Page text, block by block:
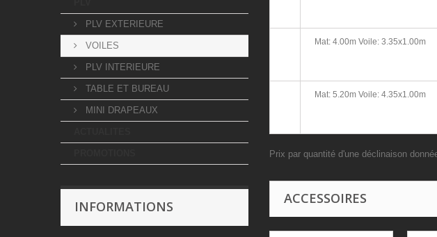
PLV EXTERIEURE
VOILES
PLV INTERIEURE
TABLE ET BUREAU
MINI DRAPEAUX
INFORMATIONS
Mat: 4.00m Voile: 3.35x1.00m
Mat: 5.20m Voile: 4.35x1.00m
Prix par quantité d'une déclinaison
ACCESSOIRES